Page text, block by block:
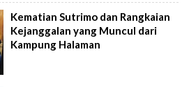
Kematian Sutrimo dan Rangkaian
Kejanggalan yang Muncul dari
Kampung Halaman